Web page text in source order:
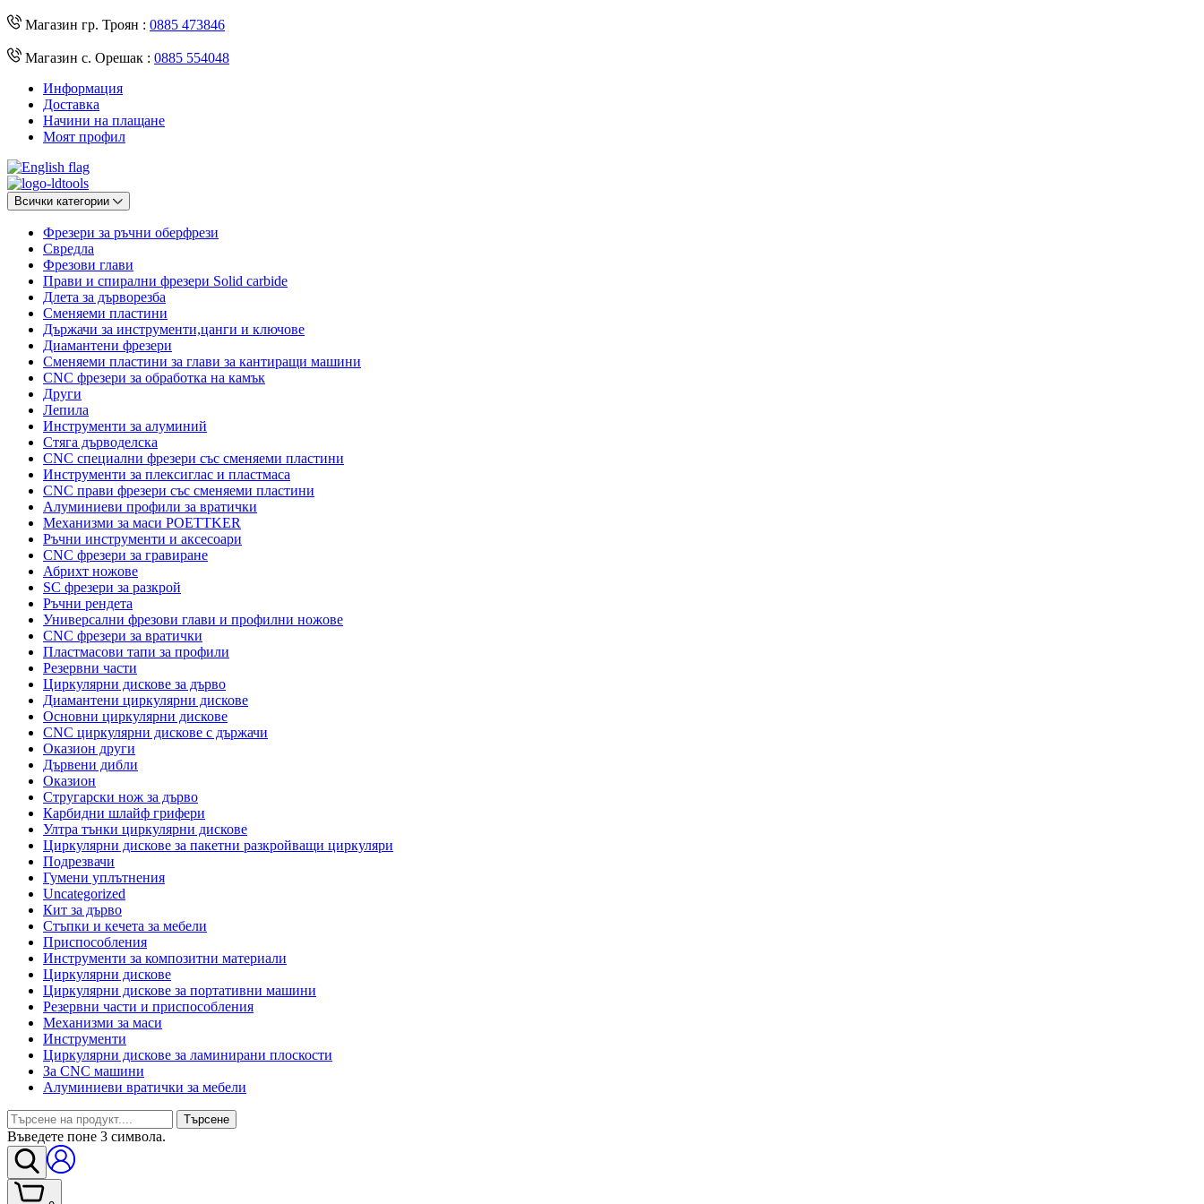
Магазин гр. Троян : 0885 473846
Магазин с. Орешак : 0885 554048
Информация
Доставка
Начини на плащане
Моят профил
Всички категории
Фрезери за ръчни оберфрези
Свредла
Фрезови глави
Прави и спирални фрезери Solid carbide
Длета за дърворезба
Сменяеми пластини
Държачи за инструменти,цанги и ключове
Диамантени фрезери
Сменяеми пластини за глави за кантиращи машини
CNC фрезери за обработка на камък
Други
Лепила
Инструменти за алуминий
Стяга дърводелска
CNC специални фрезери със сменяеми пластини
Инструменти за плексиглас и пластмаса
CNC прави фрезери със сменяеми пластини
Алуминиеви профили за вратички
Механизми за маси POETTKER
Ръчни инструменти и аксесоари
CNC фрезери за гравиране
Абрихт ножове
SC фрезери за разкрой
Ръчни рендета
Универсални фрезови глави и профилни ножове
CNC фрезери за вратички
Пластмасови тапи за профили
Резервни части
Циркулярни дискове за дърво
Диамантени циркулярни дискове
Основни циркулярни дискове
CNC циркулярни дискове с държачи
Оказион други
Дървени дибли
Оказион
Стругарски нож за дърво
Карбидни шлайф грифери
Ултра тънки циркулярни дискове
Циркулярни дискове за пакетни разкройващи циркуляри
Подрезвачи
Гумени уплътнения
Uncategorized
Кит за дърво
Стъпки и кечета за мебели
Приспособления
Инструменти за композитни материали
Циркулярни дискове
Циркулярни дискове за портативни машини
Резервни части и приспособления
Механизми за маси
Инструменти
Циркулярни дискове за ламинирани плоскости
За CNC машини
Алуминиеви вратички за мебели
Търсене
Въведете поне 3 символа.